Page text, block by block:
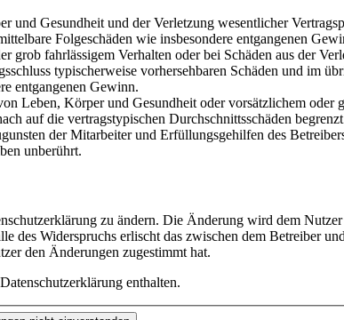
und Gesundheit und der Verletzung wesentlicher
Folgeschäden wie insbesondere entgangenen
grob fahrlässigem Verhalten oder bei Schäden aus der
typischerweise vorhersehbaren Schäden und im
entgangenen Gewinn.
Leben, Körper und Gesundheit oder vorsätzlichem oder
auf die vertragstypischen Durchschnittsschäden
der Mitarbeiter und Erfüllungsgehilfen des
unberührt.
zu ändern. Die Änderung wird dem
des Widerspruchs erlischt das zwischen dem Betreiber
den Änderungen zugestimmt hat.
enthalten.